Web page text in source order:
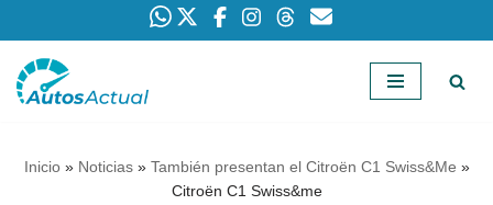
Saltar
Inicio» Noticias» También presentan el Citroën C1 Swiss&Me »
Citroën C1 Swiss&me